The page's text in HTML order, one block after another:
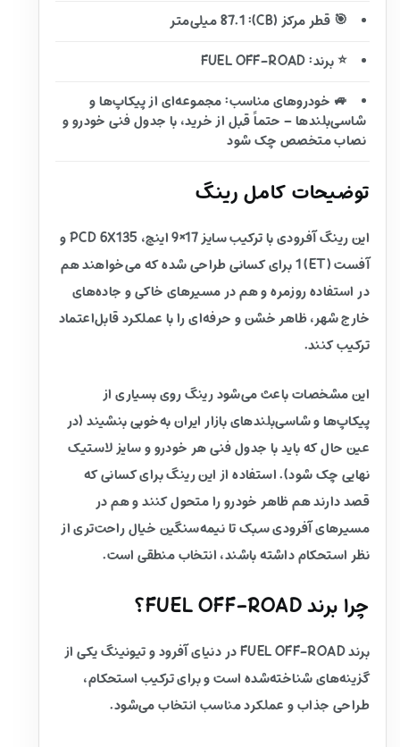
🎯 قطر مرکز (CB): 87.1 میلی‌متر
⭐ برند: FUEL OFF-ROAD
🚙 خودروهای مناسب: مجموعه‌ای از پیکاپ‌ها و
شاسی‌بلندها – حتماً قبل از خرید، با جدول فنی خودرو و
نصاب متخصص چک شود
توضیحات کامل رینگ
این رینگ آفرودی با ترکیب سایز 17×9 اینچ، PCD 6X135 و
آفست (ET) 1 برای کسانی طراحی شده که می‌خواهند هم
در استفاده روزمره و هم در مسیرهای خاکی و جاده‌های
خارج شهر، ظاهر خشن و حرفه‌ای را با عملکرد قابل‌اعتماد
ترکیب کنند.
این مشخصات باعث می‌شود رینگ روی بسیاری از
پیکاپ‌ها و شاسی‌بلندهای بازار ایران به‌خوبی بنشیند (در
عین حال که باید با جدول فنی هر خودرو و سایز لاستیک
نهایی چک شود). استفاده از این رینگ برای کسانی که
قصد دارند هم ظاهر خودرو را متحول کنند و هم در
مسیرهای آفرودی سبک تا نیمه‌سنگین خیال راحت‌تری از
نظر استحکام داشته باشند، انتخاب منطقی است.
چرا برند FUEL OFF-ROAD؟
برند FUEL OFF-ROAD در دنیای آفرود و تیونینگ یکی از
گزینه‌های شناخته‌شده است و برای ترکیب استحکام،
طراحی جذاب و عملکرد مناسب انتخاب می‌شود.